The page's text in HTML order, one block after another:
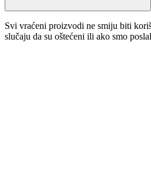
Svi vraćeni proizvodi ne smiju biti
slučaju da su oštećeni ili ako smo